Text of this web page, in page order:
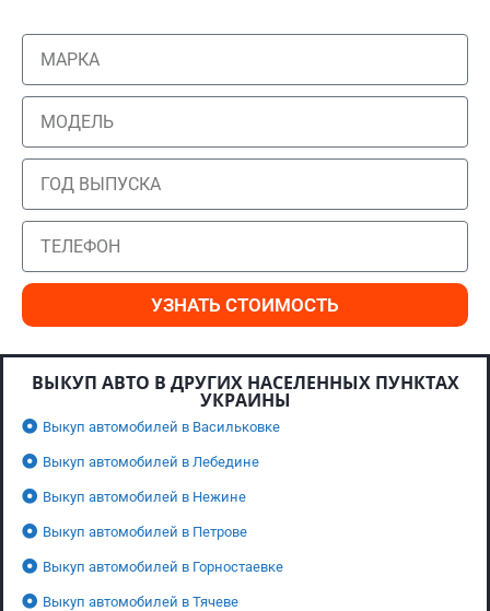
УЗНАТЬ СТОИМОСТЬ
ВЫКУП АВТО В ДРУГИХ НАСЕЛЕННЫХ ПУНКТАХ
УКРАИНЫ
Выкуп автомобилей в Васильковке
Выкуп автомобилей в Лебедине
Выкуп автомобилей в Нежине
Выкуп автомобилей в Петрове
Выкуп автомобилей в Горностаевке
Выкуп автомобилей в Тячеве